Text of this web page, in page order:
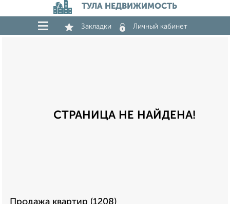
ТУЛА НЕДВИЖИМОСТЬ
Закладки Личный кабинет
СТРАНИЦА НЕ НАЙДЕНА!
Продажа квартир (1208)